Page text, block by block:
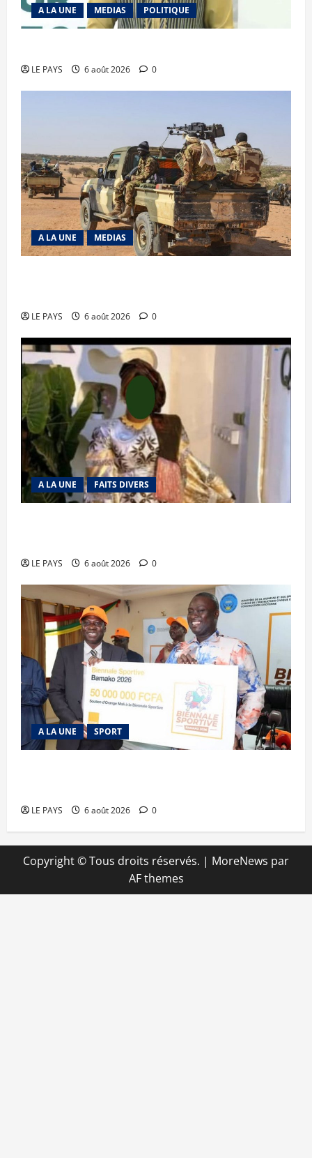
A LA UNE MEDIAS POLITIQUE
LE PAYS 6 août 2026 0
A LA UNE MEDIAS
LE PAYS 6 août 2026 0
A LA UNE FAITS DIVERS
LE PAYS 6 août 2026 0
A LA UNE SPORT
LE PAYS 6 août 2026 0
Copyright © Tous droits réservés. | MoreNews par
AF themes